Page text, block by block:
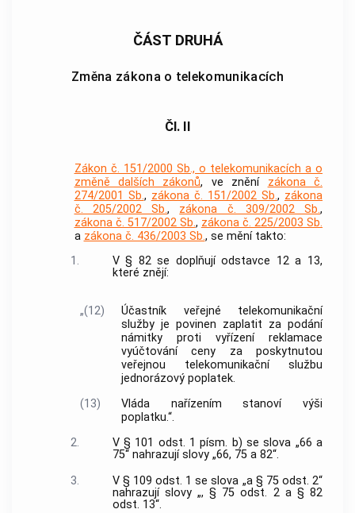
ČÁST DRUHÁ
Změna zákona o telekomunikacích
Čl. II
Zákon č. 151/2000 Sb., o telekomunikacích a o
změně dalších zákonů, ve znění zákona č.
274/2001 Sb., zákona č. 151/2002 Sb., zákona
č. 205/2002 Sb., zákona č. 309/2002 Sb.,
zákona č. 517/2002 Sb., zákona č. 225/2003 Sb.
a zákona č. 436/2003 Sb., se mění takto:
1.
V § 82 se doplňují odstavce 12 a 13,
které znějí:
„(12)
Účastník veřejné telekomunikační
služby je povinen zaplatit za podání
námitky proti vyřízení reklamace
vyúčtování ceny za poskytnutou
veřejnou telekomunikační službu
jednorázový poplatek.
(13)
Vláda nařízením stanoví výši
poplatku.“.
2.
V § 101 odst. 1 písm. b) se slova „66 a
75“ nahrazují slovy „66, 75 a 82“.
3.
V § 109 odst. 1 se slova „a § 75 odst. 2“
nahrazují slovy „, § 75 odst. 2 a § 82
odst. 13“.